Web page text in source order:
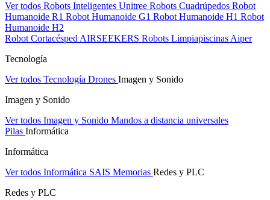
Ver todos Robots Inteligentes Unitree Robots Cuadrúpedos Robot
Humanoide R1 Robot Humanoide G1 Robot Humanoide H1 Robot
Humanoide H2
Robot Cortacésped AIRSEEKERS Robots Limpiapiscinas Aiper
Tecnología
Ver todos Tecnología Drones Imagen y Sonido
Imagen y Sonido
Ver todos Imagen y Sonido Mandos a distancia universales
Pilas Informática
Informática
Ver todos Informática SAIS Memorias Redes y PLC
Redes y PLC